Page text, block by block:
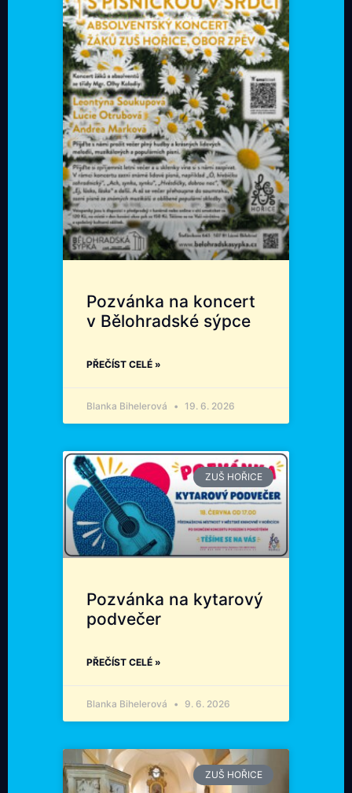
Pozvánka na koncert
v Bělohradské sýpce
PŘEČÍST CELÉ »
Blanka Bihelerová 19. 6. 2026
ZUŠ HOŘICE
Pozvánka na kytarový
podvečer
PŘEČÍST CELÉ »
Blanka Bihelerová 9. 6. 2026
ZUŠ HOŘICE